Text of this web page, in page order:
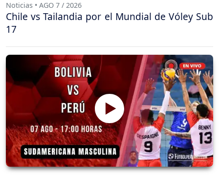
Noticias • AGO 7 / 2026
Chile vs Tailandia por el Mundial de Vóley Sub
17